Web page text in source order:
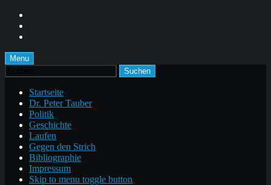
content
footer
Menu
Suchen
nach:
Startseite
Dr. Peter Tauber
Politik
Geschichte
Laufen
Gegen den Strich
Bibliographie
Impressum
Skip to menu toggle button